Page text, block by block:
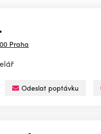
Praha
Odeslat poptávku